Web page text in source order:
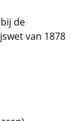
de
van 1878